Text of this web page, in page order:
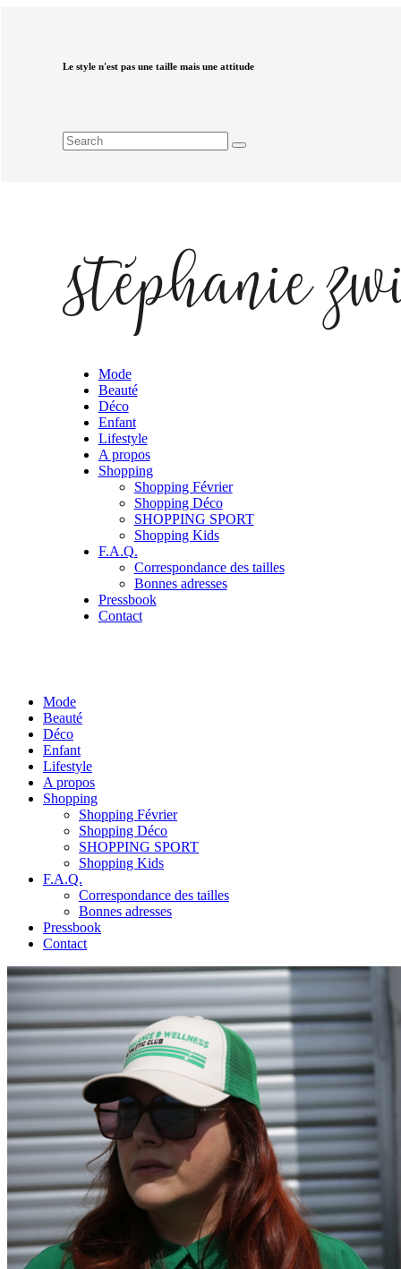
Le style n'est pas une taille mais une attitude
Mode
Beauté
Déco
Enfant
Lifestyle
A propos
Shopping
Shopping Février
Shopping Déco
SHOPPING SPORT
Shopping Kids
F.A.Q.
Correspondance des tailles
Bonnes adresses
Pressbook
Contact
Mode
Beauté
Déco
Enfant
Lifestyle
A propos
Shopping
Shopping Février
Shopping Déco
SHOPPING SPORT
Shopping Kids
F.A.Q.
Correspondance des tailles
Bonnes adresses
Pressbook
Contact